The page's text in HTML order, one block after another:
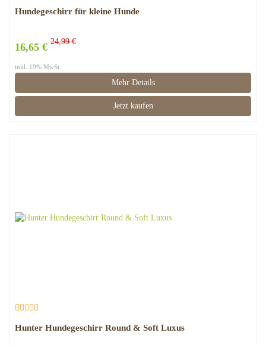
Hundegeschirr für kleine Hunde
16,65 € 24,99 €
inkl. 19% MwSt.
Mehr Details
Jetzt kaufen
Hunter Hundegeschirr Round & Soft Luxus